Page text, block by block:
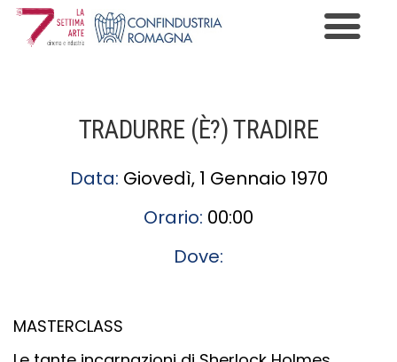
Programma
TRADURRE (È?) TRADIRE
Data: Giovedì, 1 Gennaio 1970
Orario: 00:00
Dove:
MASTERCLASS